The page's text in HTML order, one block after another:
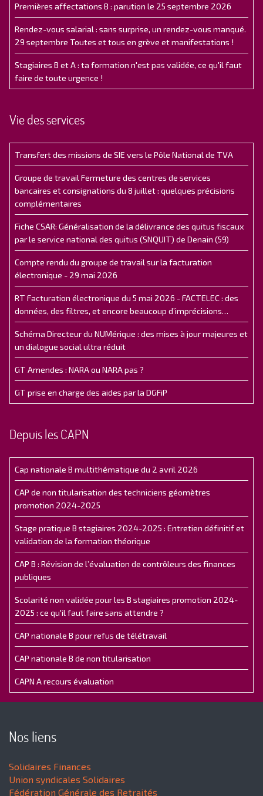
Premières affectations B : parution le 25 septembre 2026
Rendez-vous salarial : sans surprise, un rendez-vous manqué.
29 septembre Toutes et tous en grève et manifestations !
Stagiaires B et A : ta formation n'est pas validée, ce qu'il faut
faire de toute urgence !
Vie des services
Transfert des missions de SIE vers le Pôle National de TVA
Groupe de travail Fermeture des centres de services
bancaires et consignations du 8 juillet : quelques précisions
complémentaires
Fiche CSAR: Généralisation de la délivrance des quitus fiscaux
par le service national des quitus (SNQUIT) de Denain (59)
Compte rendu du groupe de travail sur la facturation
électronique - 29 mai 2026
RT Facturation électronique du 5 mai 2026 - FACTELEC : des
données, des filtres, et encore beaucoup d’imprécisions…
Schéma Directeur du NUMérique : des mises à jour majeures et
un dialogue social ultra réduit
GT Amendes : NARA ou NARA pas ?
GT prise en charge des aides par la DGFiP
Depuis les CAPN
Cap nationale B multithématique du 2 avril 2026
CAP de non titularisation des techniciens géomètres
promotion 2024-2025
Stage pratique B stagiaires 2024-2025 : Entretien définitif et
validation de la formation théorique
CAP B : Révision de l’évaluation de contrôleurs des finances
publiques
Scolarité non validée pour les B stagiaires promotion 2024-
2025 : ce qu'il faut faire sans attendre ?
CAP nationale B pour refus de télétravail
CAP nationale B de non titularisation
CAPN A recours évaluation
Nos liens
Solidaires Finances
Union syndicales Solidaires
Fédération Générale des Retraités